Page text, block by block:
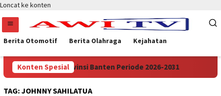
Loncat ke konten
Berita Otomotif Berita Olahraga Kejahatan
Konten Spesial
Merah Putih Provinsi Banten Periode 2026-2031
TAG:JOHNNY SAHILATUA